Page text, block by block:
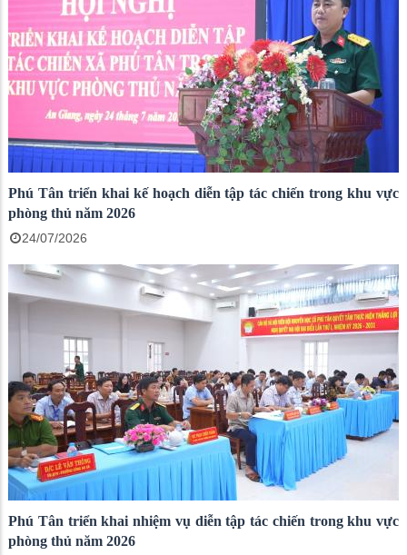
Phú Tân triển khai kế hoạch diễn tập tác chiến trong khu vực
phòng thủ năm 2026
24/07/2026
Phú Tân triển khai nhiệm vụ diễn tập tác chiến trong khu vực
phòng thủ năm 2026